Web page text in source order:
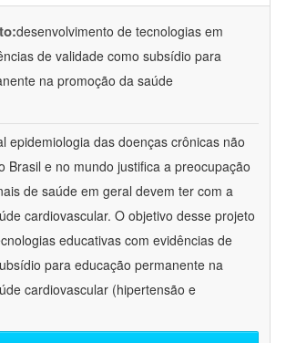
desenvolvimento de tecnologias em
de validade como subsídio para
na promoção da saúde
epidemiologia das doenças crônicas não
Brasil e no mundo justifica a preocupação
de saúde em geral devem ter com a
cardiovascular. O objetivo desse projeto
educativas com evidências de
para educação permanente na
cardiovascular (hipertensão e